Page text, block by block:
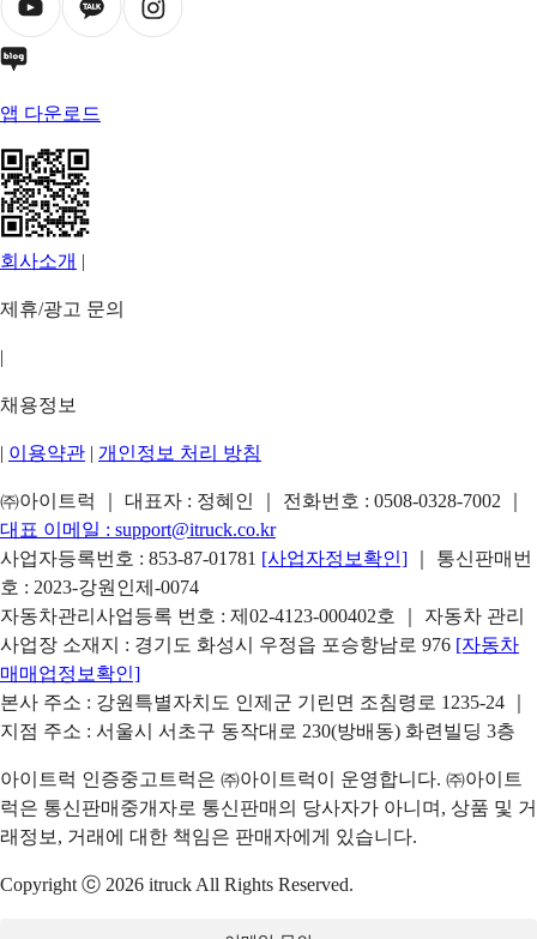
앱 다운로드
회사소개 |
제휴/광고 문의
|
채용정보
| 이용약관 | 개인정보 처리 방침
㈜아이트럭 ｜ 대표자 : 정혜인 ｜ 전화번호 : 0508-0328-7002
대표 이메일 : support@itruck.co.kr
사업자등록번호 : 853-87-01781 [사업자정보확인]
｜ 통신판매번
호 : 2023-강원인제-0074
자동차관리사업등록 번호 : 제02-4123-000402호 ｜ 자동차 관리
사업장 소재지 : 경기도 화성시 우정읍 포승항남로 976 [자동차
매매업정보확인]
본사 주소 : 강원특별자치도 인제군 기린면 조침령로 1235-24 ｜
지점 주소 : 서울시 서초구 동작대로 230(방배동) 화련빌딩 3층
아이트럭 인증중고트럭은 ㈜아이트럭이 운영합니다. ㈜아이트
럭은 통신판매중개자로 통신판매의 당사자가 아니며, 상품 및 거
래정보, 거래에 대한 책임은 판매자에게 있습니다.
Copyright ⓒ 2026 itruck All Rights Reserved.